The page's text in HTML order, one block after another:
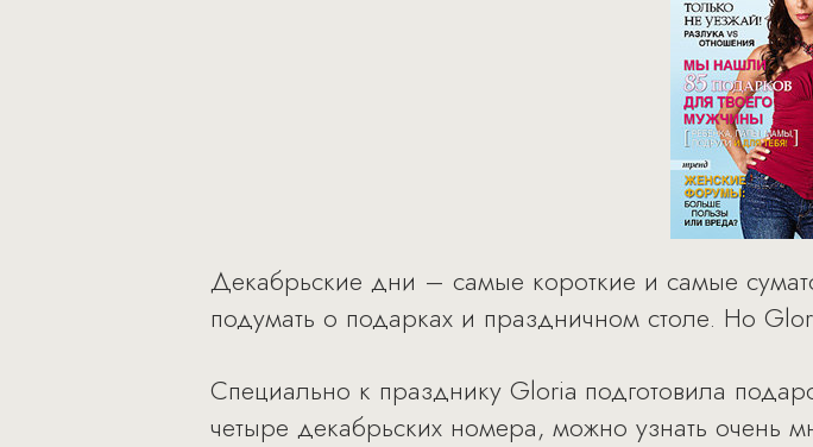
Декабрьские дни – самые короткие и самые
подумать о подарках и праздничном столе. Но
Специально к празднику Gloria подготовила
четыре декабрьских номера, можно узнать очень